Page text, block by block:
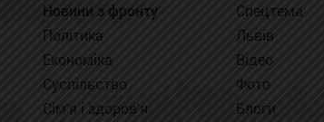
Новини з фронту
Політика
Економіка
Суспільство
Сім'я і здоров'я
Спецтема
Львів
Відео
Фото
Блоги